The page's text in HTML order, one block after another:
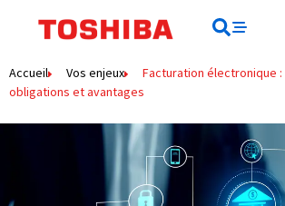
principal
Accueil Vos enjeux
Facturation électronique
obligations et avantages